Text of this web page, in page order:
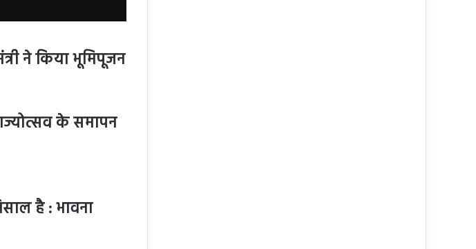
ने किया भूमिपूजन
के समापन
है : भावना